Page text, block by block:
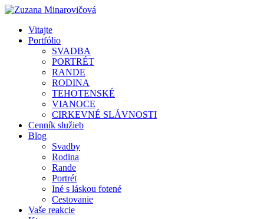
Vitajte
Portfólio
SVADBA
PORTRÉT
RANDE
RODINA
TEHOTENSKÉ
VIANOCE
CIRKEVNÉ SLÁVNOSTI
Cenník služieb
Blog
Svadby
Rodina
Rande
Portrét
Iné s láskou fotené
Cestovanie
Vaše reakcie